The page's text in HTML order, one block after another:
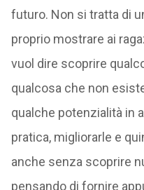
futuro. Non si tratta di
proprio mostrare ai
vuol dire scoprire
qualcosa che non
qualche potenzialità in
pratica, migliorarle e
anche senza scoprire
pensando di fornire